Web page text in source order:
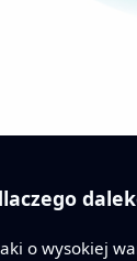
o wysokiej